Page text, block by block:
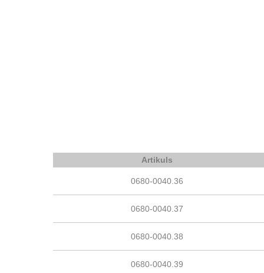
Artikuls
0680-0040.36
0680-0040.37
0680-0040.38
0680-0040.39